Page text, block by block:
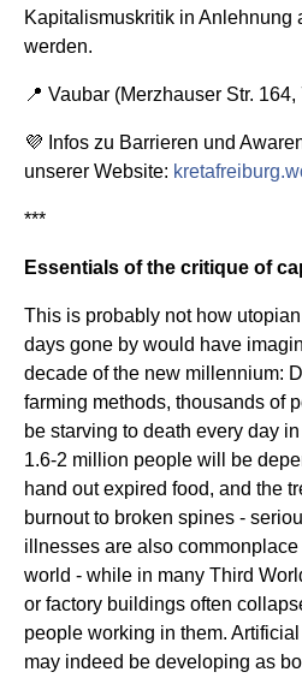
Kapitalismuskritik in Anlehnung
werden.
📍 Vaubar (Merzhauser Str.
💜 Infos zu Barrieren und
unserer Website:
***
Essentials of the critique of
This is probably not how
days gone by would have
decade of the new millennium:
farming methods, thousands of
be starving to death every day
1.6-2 million people will be
hand out expired food, and the
burnout to broken spines -
illnesses are also
world - while in many Third
or factory buildings often
people working in them.
may indeed be developing as